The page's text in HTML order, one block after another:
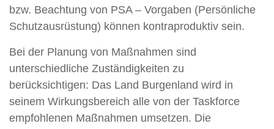
bzw. Beachtung von PSA – Vorgaben (Persönliche
Schutzausrüstung) können kontraproduktiv sein.
Bei der Planung von Maßnahmen sind
unterschiedliche Zuständigkeiten zu
berücksichtigen: Das Land Burgenland wird in
seinem Wirkungsbereich alle von der Taskforce
empfohlenen Maßnahmen umsetzen. Die